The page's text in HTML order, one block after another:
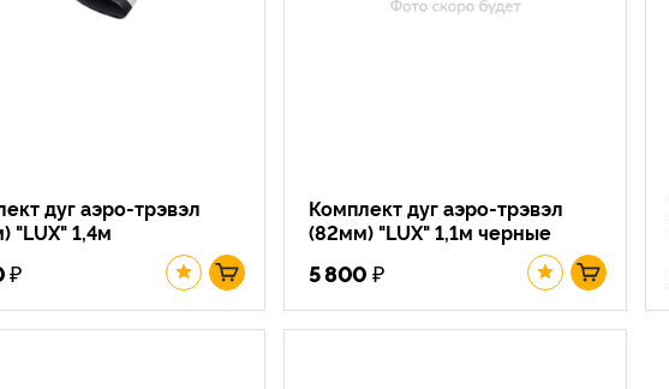
дуг аэро-трэвэл
"LUX" 1,4м
₽
Комплект дуг аэро-трэвэл
(82мм) "LUX" 1,1м черные
5 800 ₽